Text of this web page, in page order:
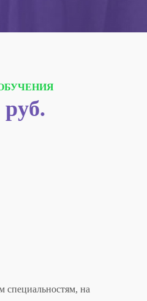
руб.
специальностям, на